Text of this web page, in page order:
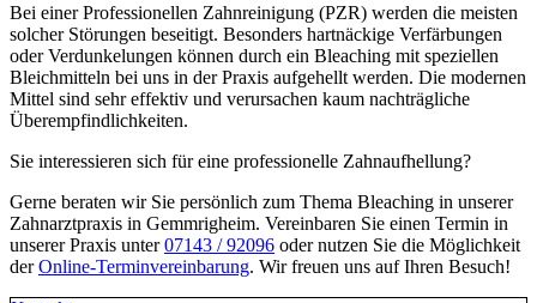
Bei einer Professionellen Zahnreinigung (PZR) werden die meisten
solcher Störungen beseitigt. Besonders hartnäckige Verfärbungen
oder Verdunkelungen können durch ein Bleaching mit speziellen
Bleichmitteln bei uns in der Praxis aufgehellt werden. Die modernen
Mittel sind sehr effektiv und verursachen kaum nachträgliche
Überempfindlichkeiten.
Sie interessieren sich für eine professionelle Zahnaufhellung?
Gerne beraten wir Sie persönlich zum Thema Bleaching in unserer
Zahnarztpraxis in Gemmrigheim. Vereinbaren Sie einen Termin in
unserer Praxis unter07143 / 92096 oder nutzen Sie die Möglichkeit
derOnline-Terminvereinbarung. Wir freuen uns auf Ihren Besuch!